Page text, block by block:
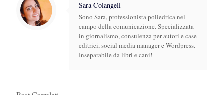
Sara Colangeli
Sono Sara, professionista poliedrica nel
campo della comunicazione. Specializzata
in giornalismo, consulenza per autori e case
editrici, social media manager e Wordpress.
Inseparabile da libri e cani!